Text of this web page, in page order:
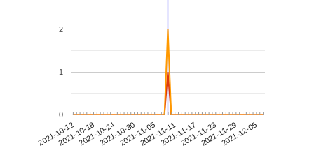
2021-10-122021-10-182021-10-242021-10-302021-11-052021-11-112021-11-172021-11-232021-11-292021-12-05
0
1
2